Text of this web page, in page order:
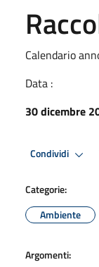
Calendario
Data :
30 dicembre
Condividi
Categorie:
Ambiente
Argomenti: